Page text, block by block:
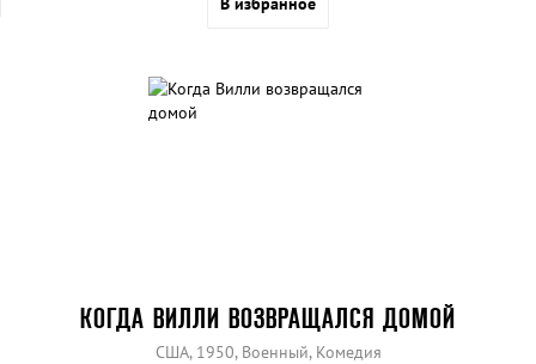
КОГДА ВИЛЛИ ВОЗВРАЩАЛСЯ ДОМОЙ
США, 1950, Военный, Комедия